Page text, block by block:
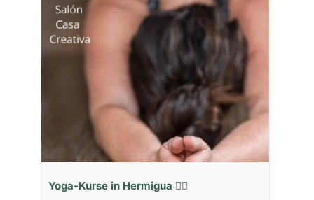
Yoga-Kurse in Hermigua 🧘‍♂️